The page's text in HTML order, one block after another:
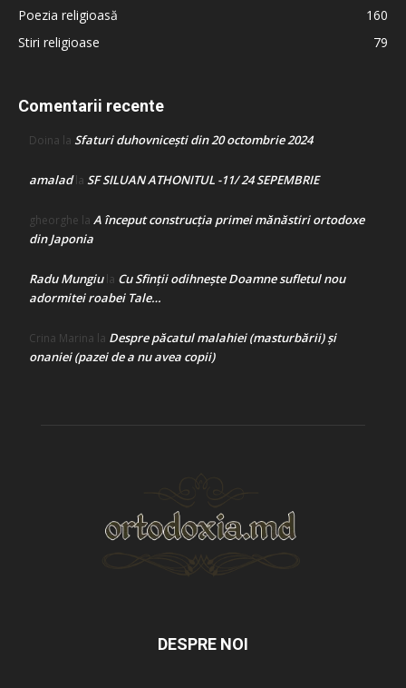
Poezia religioasă
160
Stiri religioase
79
Comentarii recente
Doina la Sfaturi duhovnicești din 20 octombrie 2024
amaladla SF SILUAN ATHONITUL -11/ 24 SEPEMBRIE
gheorghe la A început construcţia primei mănăstiri ortodoxe
din Japonia
Radu Mungiula Cu Sfinții odihnește Doamne sufletul nou
adormitei roabei Tale…
Crina Marina la Despre păcatul malahiei (masturbării) şi
onaniei (pazei de a nu avea copii)
DESPRE NOI